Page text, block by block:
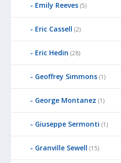
Emily Reeves (5)
Eric Cassell (2)
Eric Hedin (28)
Geoffrey Simmons (1)
George Montanez (1)
Giuseppe Sermonti (1)
Granville Sewell (15)